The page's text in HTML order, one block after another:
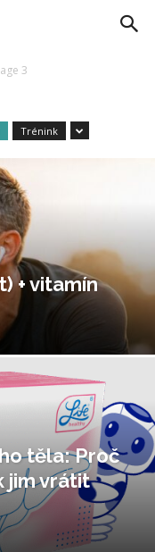
3
Trénink
+ vitamín
těla: Proč
jim vrátit